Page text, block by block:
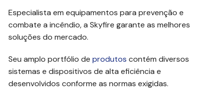
Especialista em equipamentos para prevenção e
combate a incêndio, a Skyfire garante as melhores
soluções do mercado.
Seu amplo portfólio deprodutos contém diversos
sistemas e dispositivos de alta eficiência e
desenvolvidos conforme as normas exigidas.